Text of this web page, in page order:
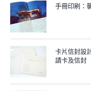
手冊印刷：
卡片信封設
請卡及信封